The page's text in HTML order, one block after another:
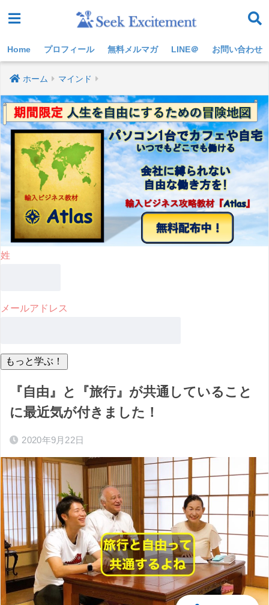
Home プロフィール 無料メルマガ LINE＠ お問い合わせ
ホーム マインド
姓
メールアドレス
『自由』と『旅行』が共通していること
に最近気が付きました！
2020年9月22日